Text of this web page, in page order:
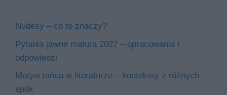
Nudesy – co to znaczy?
Pytania jawne matura 2027 – opracowania i
odpowiedzi
Motyw tańca w literaturze – konteksty z różnych
epok